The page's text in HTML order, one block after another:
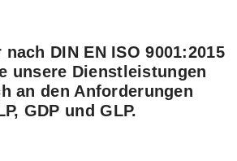
DIN EN ISO 9001:2015
unsere Dienstleistungen
an den Anforderungen
GDP und GLP.